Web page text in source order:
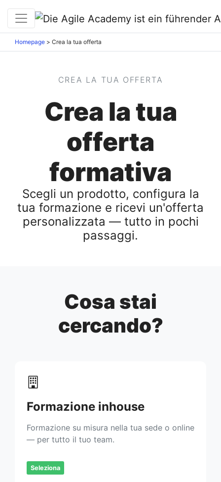
Homepage > Crea la tua offerta
CREA LA TUA OFFERTA
Crea la tua
offerta
formativa
Scegli un prodotto, configura la
tua formazione e ricevi un'offerta
personalizzata — tutto in pochi
passaggi.
Cosa stai
cercando?
Formazione inhouse
Formazione su misura nella tua sede o online
— per tutto il tuo team.
Seleziona